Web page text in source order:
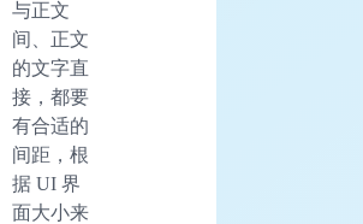
与正文
间、正文
的文字直
接，都要
有合适的
间距，根
据 UI 界
面大小来